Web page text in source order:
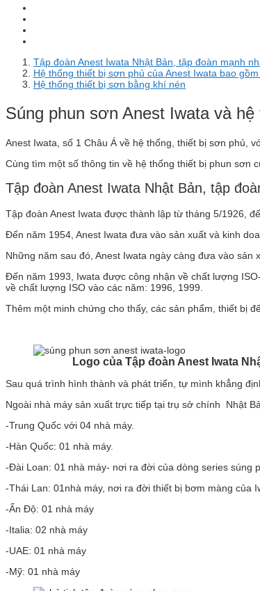
Tập đoàn Anest Iwata Nhật Bản, tập đoàn mạnh
Hệ thống thiết bị sơn phủ của Anest Iwata bao
Hệ thống thiết bị sơn bằng khí nén
Súng phun sơn Anest Iwata và
Anest Iwata, số 1 Châu Á về hệ thống, thiết bị sơn phủ,
Cùng tìm một số thông tin về hệ thống thiết bị phun sơn
Tập đoàn Anest Iwata Nhật Bản, tập
Tập đoàn Anest Iwata được thành lập từ tháng 5/1926,
Đến năm 1954, Anest Iwata đưa vào sản xuất và kinh
Những năm sau đó, Anest Iwata ngày càng đưa vào sản
Đến năm 1993, Iwata được công nhận về chất lượng
về chất lượng ISO vào các năm: 1996, 1999.
Thêm một minh chứng cho thấy, các sản phẩm, thiết bị
Logo của Tập đoàn Anest Iwata
Sau quá trình hình thành và phát triển, tự mình khẳng
Ngoài nhà máy sản xuất trực tiếp tại trụ sở chính Nhật
-Trung Quốc với 04 nhà máy.
-Hàn Quốc: 01 nhà máy.
-Đài Loan: 01 nhà máy- nơi ra đời của dòng series súng
-Thái Lan: 01nhà máy, nơi ra đời thiết bị bơm màng của
-Ấn Độ: 01 nhà máy
-Italia: 02 nhà máy
-UAE: 01 nhà máy
-Mỹ: 01 nhà máy